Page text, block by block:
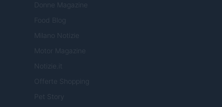
Donne Magazine
Food Blog
Milano Notizie
Motor Magazine
Notizie.it
Offerte Shopping
Pet Story